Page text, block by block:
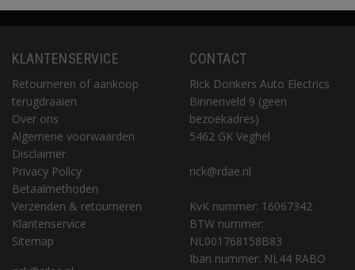
KLANTENSERVICE
Retourneren of aankoop
terugdraaien
Over ons
Algemene voorwaarden
Disclaimer
Privacy Policy
Betaalmethoden
Verzenden & retourneren
Klantenservice
Sitemap
CONTACT
Rick Donkers Auto Electrics
Binnenveld 9 (geen
bezoekadres)
5462 GK Veghel
rick@rdae.nl
KvK nummer: 16067342
BTW nummer:
NL001768158B83
Iban nummer: NL44 RABO